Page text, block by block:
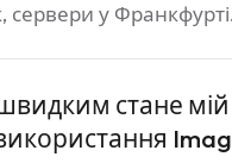
сервери у Франкфурті.
стане